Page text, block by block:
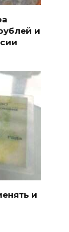
и
и